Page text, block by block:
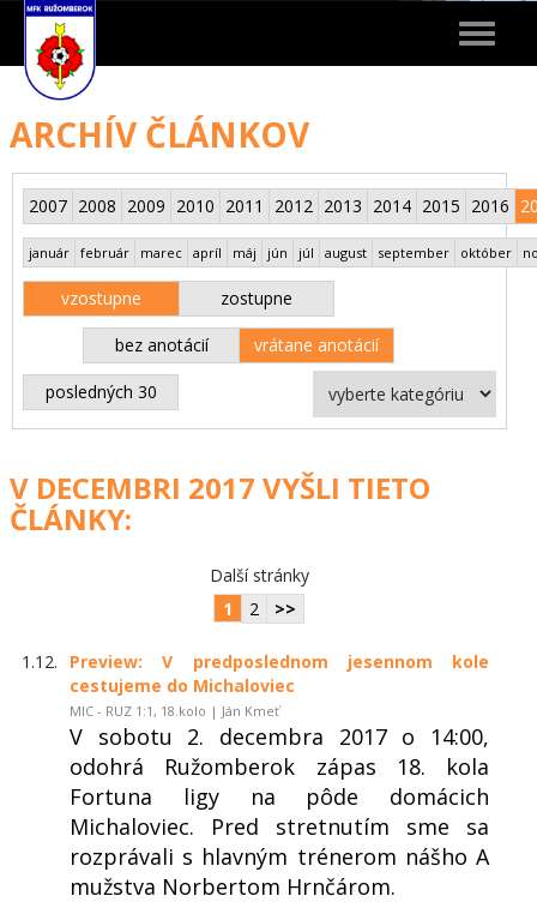
Toggle
ARCHÍV ČLÁNKOV
2007 2008 2009 2010 2011 2012 2013 2014 2015 2016
január február marec apríl máj jún júl august september október
vzostupne zostupne
bez anotácií vrátane anotácií
posledných 30
V DECEMBRI 2017 VYŠLI TIETO
ČLÁNKY:
Další stránky
1
2 >>
1.12.
Preview: V predposlednom jesennom kole
cestujeme do Michaloviec
MIC - RUZ 1:1, 18.kolo | Ján Kmeť
V sobotu 2. decembra 2017 o 14:00,
odohrá Ružomberok zápas 18. kola
Fortuna ligy na pôde domácich
Michaloviec. Pred stretnutím sme sa
rozprávali s hlavným trénerom nášho A
mužstva Norbertom Hrnčárom.